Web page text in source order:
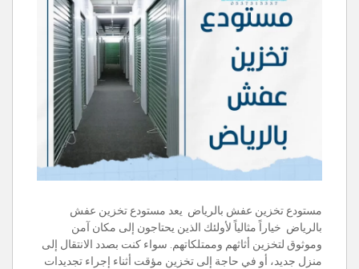
مستودع تخزين عفش بالرياض يعد مستودع تخزين عفش
بالرياض خياراً مثالياً لأولئك الذين يحتاجون إلى مكان آمن
وموثوق لتخزين أثاثهم وممتلكاتهم. سواء كنت بصدد الانتقال إلى
منزل جديد، أو في حاجة إلى تخزين مؤقت أثناء إجراء تجديدات